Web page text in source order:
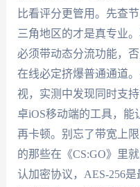
比看评分更管用。先查
三角地区的才是真专业
必须带动态分流功能，
在线必定挤爆普通通道
视，实测中发现同时支
卓iOS移动端的工具，能
再卡顿。别忘了带宽上
的那些在《CS:GO》里
认加密协议，AES-256